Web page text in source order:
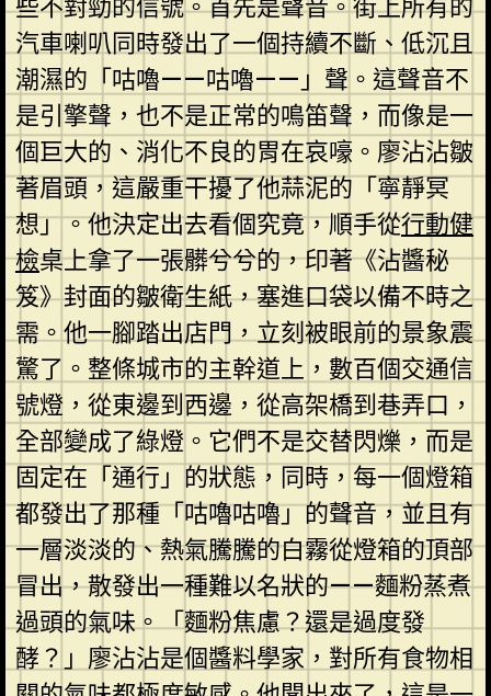
些不對勁的信號。首先是聲音。街上所有的
汽車喇叭同時發出了一個持續不斷、低沉且
潮濕的「咕嚕——咕嚕——」聲。這聲音不
是引擎聲，也不是正常的鳴笛聲，而像是一
個巨大的、消化不良的胃在哀嚎。廖沾沾皺
著眉頭，這嚴重干擾了他蒜泥的「寧靜冥
想」。他決定出去看個究竟，順手從行動健
檢桌上拿了一張髒兮兮的，印著《沾醬秘
笈》封面的皺衛生紙，塞進口袋以備不時之
需。他一腳踏出店門，立刻被眼前的景象震
驚了。整條城市的主幹道上，數百個交通信
號燈，從東邊到西邊，從高架橋到巷弄口，
全部變成了綠燈。它們不是交替閃爍，而是
固定在「通行」的狀態，同時，每一個燈箱
都發出了那種「咕嚕咕嚕」的聲音，並且有
一層淡淡的、熱氣騰騰的白霧從燈箱的頂部
冒出，散發出一種難以名狀的——麵粉蒸煮
過頭的氣味。「麵粉焦慮？還是過度發
酵？」廖沾沾是個醬料學家，對所有食物相